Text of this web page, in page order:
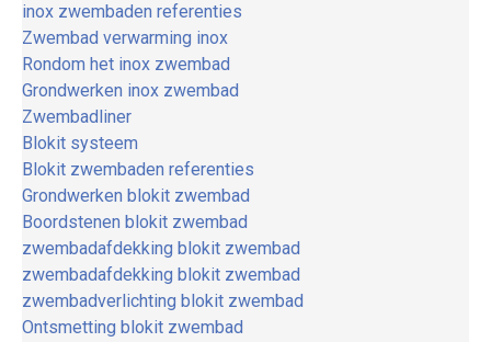
inox zwembaden referenties
Zwembad verwarming inox
Rondom het inox zwembad
Grondwerken inox zwembad
Zwembadliner
Blokit systeem
Blokit zwembaden referenties
Grondwerken blokit zwembad
Boordstenen blokit zwembad
zwembadafdekking blokit zwembad
zwembadafdekking blokit zwembad
zwembadverlichting blokit zwembad
Ontsmetting blokit zwembad